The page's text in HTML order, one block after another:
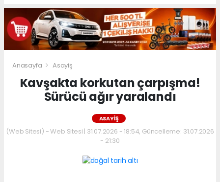
Anasayfa Asayiş
Kavşakta korkutan çarpışma!
Sürücü ağır yaralandı
ASAYIŞ
(Web Sitesi) - Web Sitesi | 31.07.2026 - 18:54, Güncelleme: 31.07.2026
- 21:30